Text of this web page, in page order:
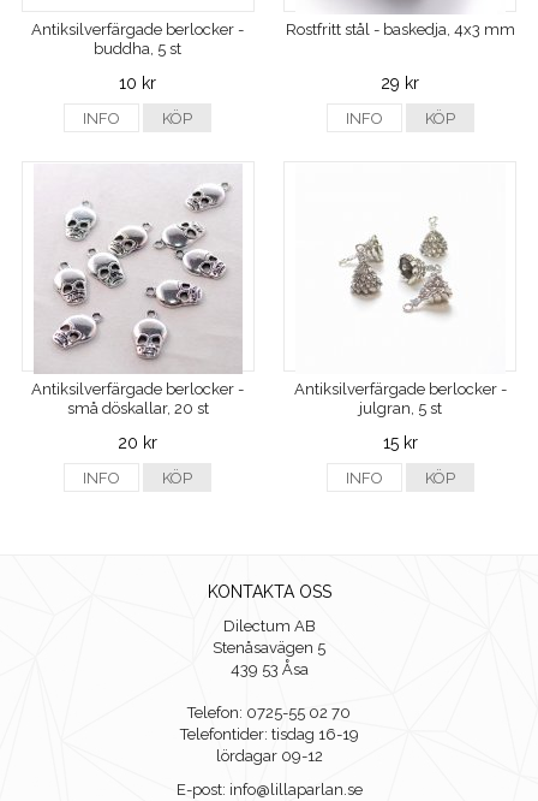
Antiksilverfärgade berlocker -
buddha, 5 st
10 kr
INFO KÖP
Rostfritt stål - baskedja, 4x3 mm
29 kr
INFO KÖP
Antiksilverfärgade berlocker -
små döskallar, 20 st
20 kr
INFO KÖP
Antiksilverfärgade berlocker -
julgran, 5 st
15 kr
INFO KÖP
KONTAKTA OSS
Dilectum AB
Stenåsavägen 5
439 53 Åsa
Telefon: 0725-55 02 70
Telefontider: tisdag 16-19
lördagar 09-12
E-post: info@lillaparlan.se